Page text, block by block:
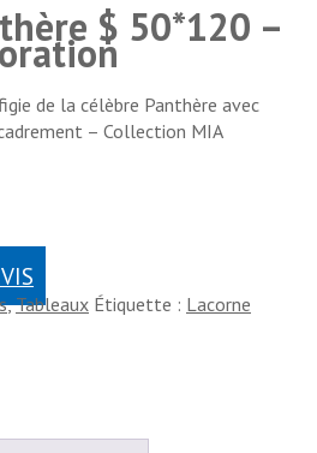
$ 50*120 –
de la célèbre Panthère avec
– Collection MIA
,Tableaux Étiquette : Lacorne